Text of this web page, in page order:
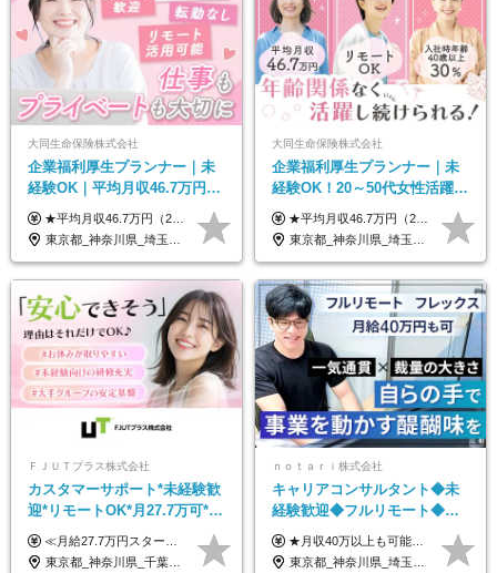
大同生命保険株式会社
企業福利厚生プランナー｜未
経験OK｜平均月収46.7万円｜
リモートOK｜残業ほぼなし｜
転勤なし｜女性活躍中
★平均月収46.7万円（2024年度実績） ★安心の固定給＋賞与年2回＋インセンティブ！手当も充実 月給21万円～23万円＋諸手当＋インセンティブ＋賞与年2回 ※給与は年間平均の税込定例給与です。賞与は含みません。 ※約3週間の研修期間中は日当8000円を支給いたします。 ※試用期間6ヵ月あり（期間中の条件変更なし） ◆東京・神奈川・千葉・埼玉・愛知（一部）・京都・大阪・兵庫（一部）：月給23万円以上 ◆静岡（一部）・三重・岐阜：月給22万円以上 ◆上記以外の地域：月給21万円以上
東京都_神奈川県_埼玉県_千葉県_大阪府_愛知県_北海道_青森県_岩手県_宮城県_秋田県_山形県_福島県_茨城県_栃木県_群馬県_新潟県_山梨県_長野県_富山県_石川県_福井県_静岡県_岐阜県_三重県_兵庫県_京都府_滋賀県_奈良県_和歌山県_広島県_岡山県_鳥取県_島根県_山口県_徳島県_香川県_愛媛県_高知県_福岡県_熊本県_佐賀県_長崎県_大分県_宮崎県_鹿児島県_沖縄県
大同生命保険株式会社
企業福利厚生プランナー｜未
経験OK！20～50代女性活躍｜
リモートOK｜平均月収46.7万
｜子育て＆介護支援◎
★平均月収46.7万円（2024年度実績） ★安心の固定給＋賞与年2回＋インセンティブ！手当も充実 月給21万円～23万円＋諸手当＋インセンティブ＋賞与年2回 ※給与は年間平均の税込定例給与です。賞与は含みません。 ※約3週間の研修期間中は日当8000円を支給いたします。 ※試用期間6ヵ月あり（期間中の条件変更なし） ◆東京・神奈川・千葉・埼玉・愛知（一部）・京都・大阪・兵庫（一部）：月給23万円以上 ◆静岡（一部）・三重・岐阜：月給22万円以上 ◆上記以外の地域：月給21万円以上
東京都_神奈川県_埼玉県_千葉県_大阪府_愛知県_北海道_青森県_岩手県_宮城県_秋田県_山形県_福島県_茨城県_栃木県_群馬県_新潟県_山梨県_長野県_富山県_石川県_福井県_静岡県_岐阜県_三重県_兵庫県_京都府_滋賀県_奈良県_和歌山県_広島県_岡山県_鳥取県_島根県_山口県_徳島県_香川県_愛媛県_高知県_福岡県_熊本県_佐賀県_長崎県_大分県_宮崎県_鹿児島県_沖縄県
ＦＪＵＴプラス株式会社
カスタマーサポート*未経験歓
迎*リモートOK*月27.7万可*賞
与年2回*転勤なし*連休
OK/ZE010232
≪月給27.7万円スタートも可／賞与年2回≫ ■月給21万円～27.7万円＋各種手当＋賞与年2回 ※給与は勤務地に応じて変更します ※年齢や経験・スキルなどを考慮して決定します ※時間外手当は全額支給 ※上記は初年度の月給となります ※試用期間3ヶ月（その他待遇に差異はありません） 【固定残業代について】 なし（残業代は、実際の労働時間に応じて別途全額支給）
東京都_神奈川県_千葉県_大阪府_愛知県_北海道_長野県_石川県_広島県_福岡県
ｎｏｔａｒｉ株式会社
キャリアコンサルタント◆未
経験歓迎◆フルリモート◆フ
レックス制◆10時出勤・16時
退勤も可◆残業月10時間以内
★月収40万以上も可能！ ★能力・スキル・経験を考慮した年収額を設定します ■月給20万円～40万円＋決算賞与 ※経験・スキルを考慮のうえ決定します ※給与にはみなし残業代40時間分を含む。そのほか詳細に関しては別途面接時にご説明します ※試用期間3ヵ月あり。期間中の雇用形態・条件などに差異はありません
東京都_神奈川県_埼玉県_千葉県_大阪府_愛知県_北海道_青森県_岩手県_宮城県_秋田県_山形県_福島県_茨城県_栃木県_群馬県_新潟県_山梨県_長野県_富山県_石川県_福井県_静岡県_岐阜県_三重県_兵庫県_京都府_滋賀県_奈良県_和歌山県_広島県_岡山県_鳥取県_島根県_山口県_徳島県_香川県_愛媛県_高知県_福岡県_熊本県_佐賀県_長崎県_大分県_宮崎県_鹿児島県_沖縄県